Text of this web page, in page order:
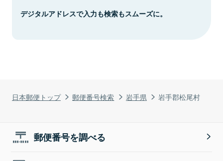
日本郵便トップ 郵便番号検索 岩手県 岩手郡松尾村
デジタルアドレスで入力も検索もスムーズに。
郵便番号を調べる